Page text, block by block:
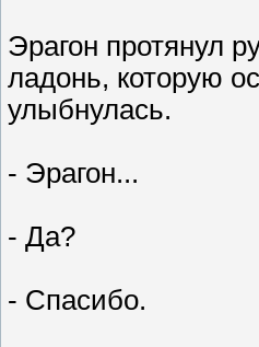
Эрагон протянул
ладонь, которую
улыбнулась.
- Эрагон...
- Да?
- Спасибо.